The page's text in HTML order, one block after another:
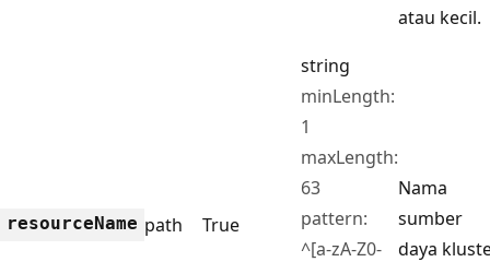
atau kecil.
resourceName path True
string
minLength:
1
maxLength:
63
pattern:
^[a-zA-Z0-
Nama
sumber
daya